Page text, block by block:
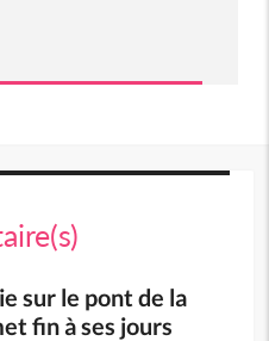
sur le pont de la
fin à ses jours